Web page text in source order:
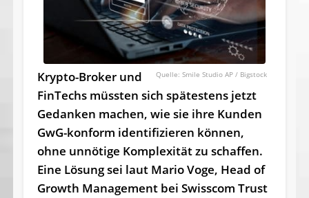
Smile Studio AP / Bigstock
Krypto-Broker und
FinTechs müssten sich spätestens jetzt
Gedanken machen, wie sie ihre Kunden
GwG-konform identifizieren können,
ohne unnötige Komplexität zu schaffen.
Eine Lösung sei laut Mario Voge, Head of
Growth Management bei Swisscom Trust